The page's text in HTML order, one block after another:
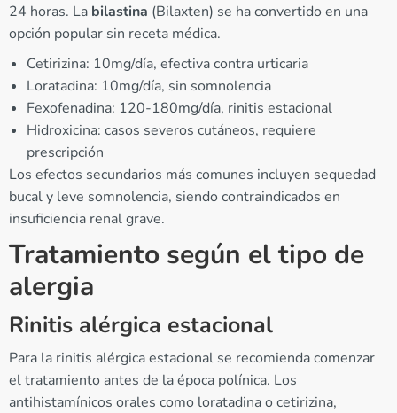
24 horas. La bilastina (Bilaxten) se ha convertido en una
opción popular sin receta médica.
Cetirizina: 10mg/día, efectiva contra urticaria
Loratadina: 10mg/día, sin somnolencia
Fexofenadina: 120-180mg/día, rinitis estacional
Hidroxicina: casos severos cutáneos, requiere
prescripción
Los efectos secundarios más comunes incluyen sequedad
bucal y leve somnolencia, siendo contraindicados en
insuficiencia renal grave.
Tratamiento según el tipo de
alergia
Rinitis alérgica estacional
Para la rinitis alérgica estacional se recomienda comenzar
el tratamiento antes de la época polínica. Los
antihistamínicos orales como loratadina o cetirizina,